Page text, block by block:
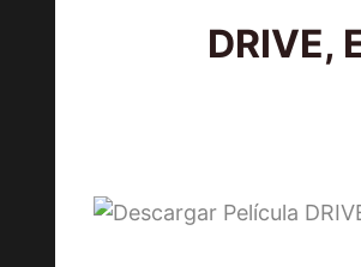
DRIVE,